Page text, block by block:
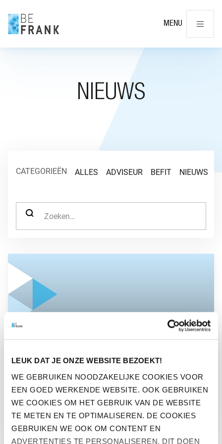
LEUK DAT JE ONZE WEBSITE BEZOEKT!
WE GEBRUIKEN NOODZAKELIJKE COOKIES VOOR
EEN GOED WERKENDE WEBSITE. OOK GEBRUIKEN
WE COOKIES OM HET GEBRUIK VAN DE WEBSITE
TE METEN EN TE OPTIMALISEREN. DE COOKIES
GEBRUIKEN WE OOK OM CONTENT EN
ADVERTENTIES TE PERSONALISEREN. DIT DOEN
MENU
NIEUWS
CATEGORIEËN ALLES ADVISEUR BEFIT NIEUWS
ZOEK NAAR:
SAVE THE DATE PENSIOEN
CONGRES 2014